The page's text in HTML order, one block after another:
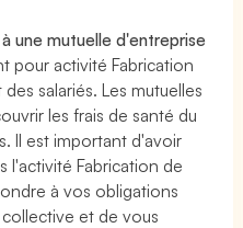
une mutuelle d'entreprise
pour activité Fabrication
salariés. Les mutuelles
les frais de santé du
Il est important d'avoir
l'activité Fabrication de
à vos obligations
et de vous